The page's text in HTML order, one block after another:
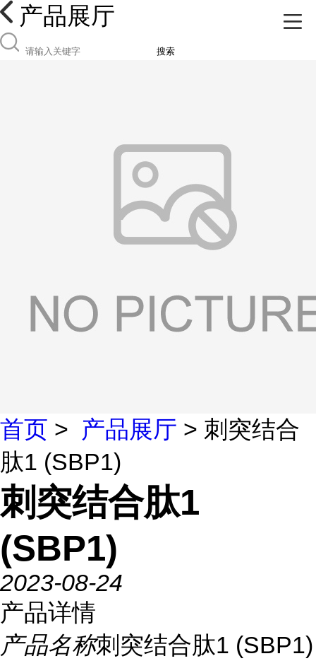
产品展厅
搜索
首页 > 产品展厅 > 刺突结合
肽1 (SBP1)
刺突结合肽1
(SBP1)
2023-08-24
产品详情
产品名称刺突结合肽1 (SBP1)